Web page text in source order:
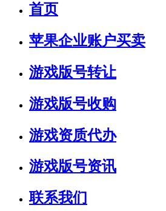
首页
苹果企业账户买卖
游戏版号转让
游戏版号收购
游戏资质代办
游戏版号资讯
联系我们